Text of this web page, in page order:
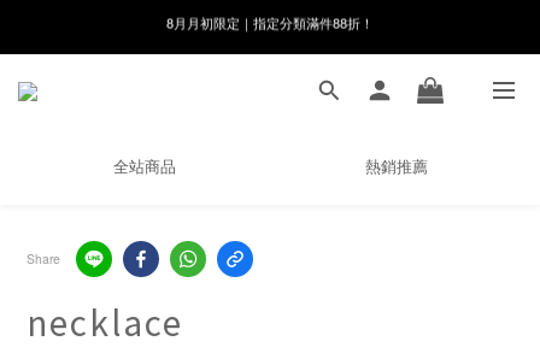
8月月初限定｜指定分類滿件88折！
線在，好事發生｜祈願新品 第2件享9折
🌸新會員限定🌸註冊送$100購物金
全站商品 熱銷推薦
Share
necklace